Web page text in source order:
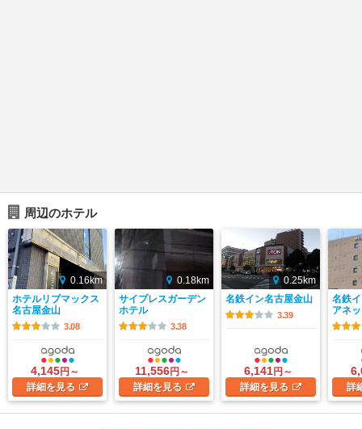
周辺のホテル
0.16km
ホテルリブマックス
名古屋金山
3.08
4,145円～
詳細を見る
0.18km
サイプレスガーデン
ホテル
3.38
11,556円～
詳細を見る
0.25km
名鉄イン名古屋金山
3.39
6,141円～
詳細を見る
名鉄
アネ
詳